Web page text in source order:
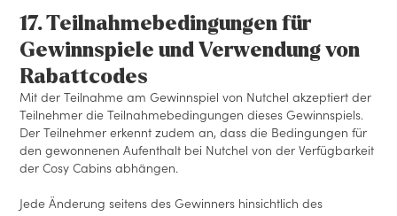
17. Teilnahmebedingungen für
Gewinnspiele und Verwendung von
Rabattcodes
Mit der Teilnahme am Gewinnspiel von Nutchel akzeptiert der
Teilnehmer die Teilnahmebedingungen dieses Gewinnspiels.
Der Teilnehmer erkennt zudem an, dass die Bedingungen für
den gewonnenen Aufenthalt bei Nutchel von der Verfügbarkeit
der Cosy Cabins abhängen.
Jede Änderung seitens des Gewinners hinsichtlich des